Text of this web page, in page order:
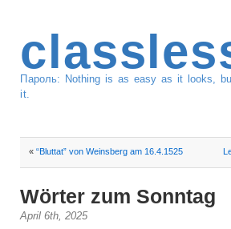
Пароль: Nothing is as easy as it looks,
it.
«“Bluttat” von Weinsberg am 16.4.1525
Wörter zum Sonntag
April 6th, 2025